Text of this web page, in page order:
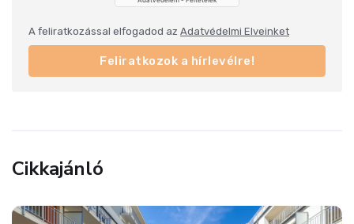
A feliratkozással elfogadod az Adatvédelmi Elveinket
Feliratkozok a hírlevélre!
Cikkajánló